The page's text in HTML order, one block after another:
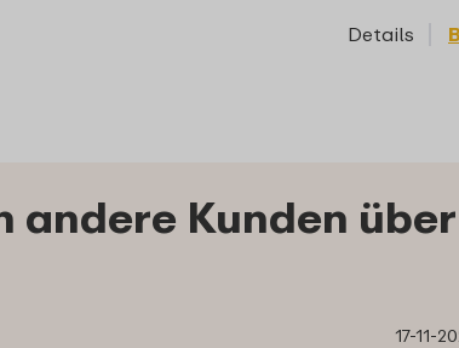
Details
andere Kunden
17-11-